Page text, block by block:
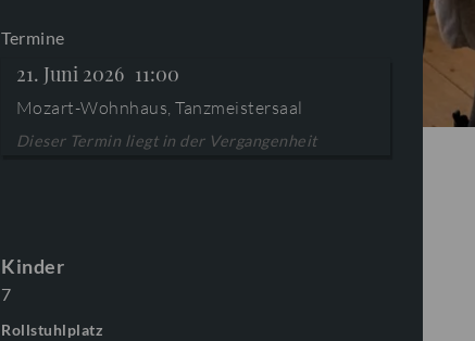
Termine
21. Juni 2026 11:00
Mozart-Wohnhaus, Tanzmeistersaal
Dieser Termin liegt in der Vergangenheit
Kinder
7
Rollstuhlplatz